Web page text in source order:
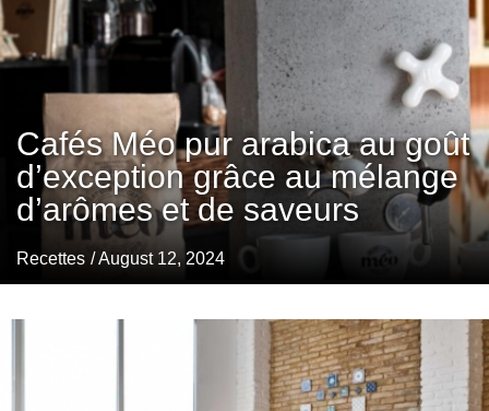
Cafés Méo pur arabica au goût
d’exception grâce au mélange
d’arômes et de saveurs
Recettes / August 12, 2024